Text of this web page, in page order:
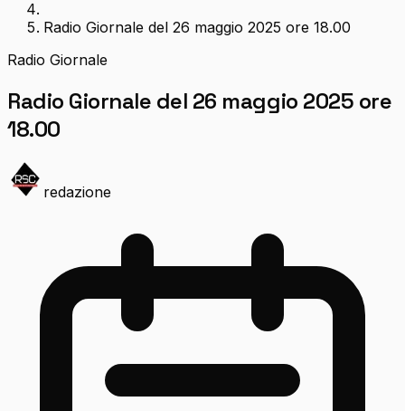
Radio Giornale del 26 maggio 2025 ore 18.00
Radio Giornale
Radio Giornale del 26 maggio 2025 ore
18.00
redazione